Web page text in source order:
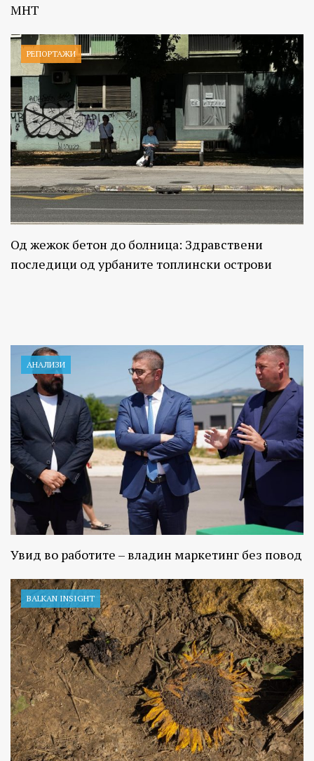
МНТ
РЕПОРТАЖИ
Од жежок бетон до болница: Здравствени
последици од урбаните топлински острови
АНАЛИЗИ
Увид во работите – владин маркетинг без повод
BALKAN INSIGHT